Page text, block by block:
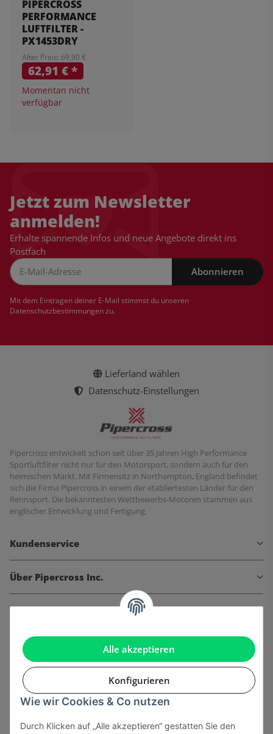
Alle akzeptieren
Konfigurieren
Wie wir Cookies & Co nutzen
Durch Klicken auf „Alle akzeptieren“ gestatten Sie den
PIPERCROSS
PERFORMANCE
LUFTFILTER -
PX1453DRY
Alter Preis: 69,90 €
62,91 €*
Momentan nicht
verfügbar
Jetzt zum Newsletter
anmelden!
Erhalte spannende Infos und neue Angebote direkt ins
Postfach
Abonnieren
Mit dem Eintragen deiner E-Mail stimmst du unseren
Datenschutzbestimmungenzu.
Lieferland wählen
Datenschutz-Einstellungen
Pipercross entwickelt schon seit über 35 Jahren High Performance
Sportluftfilter nicht nur für den Motorsport, sondern auch für den
heimischen Markt. Mit Firmensitz in Northampton, England befindet
sich die Firma Pipercross in einem der etabliertesten Länder für den
Rennsport. Die bekanntesten Wettbewerbs-Motoren stammen aus
englischer Entwicklung und Fertigung.
Kundenservice
Über Pipercross Inc.
Informationen
Gesetzliche Informationen